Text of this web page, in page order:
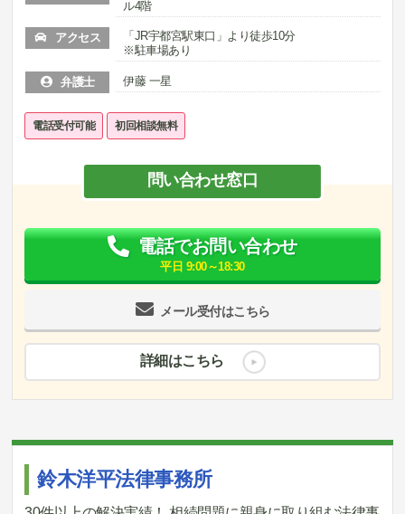
ル4階
アクセス
「JR宇都宮駅東口」より徒歩10分
※駐車場あり
弁護士 伊藤 一星
電話受付可能 初回相談無料
問い合わせ窓口
メール受付はこちら
電話でお問い合わせ
平日 9:00～18:30
詳細はこちら
鈴木洋平法律事務所